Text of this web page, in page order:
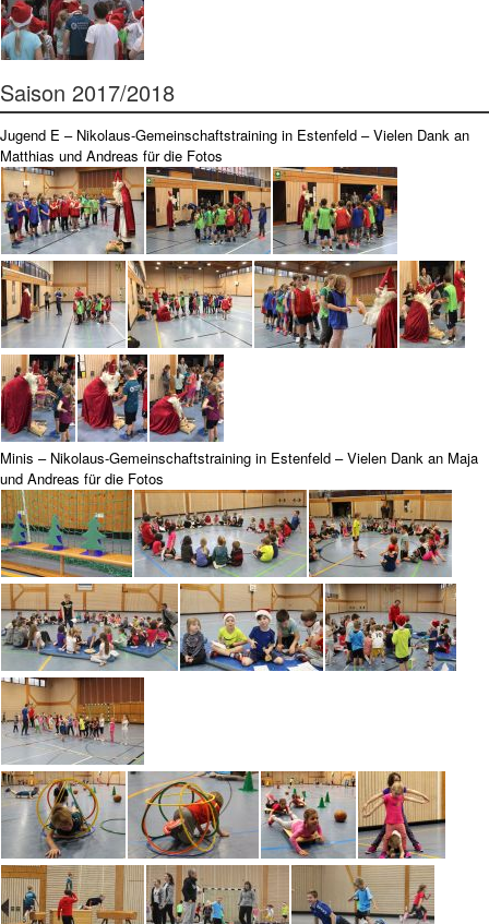
Saison 2017/2018
Jugend E – Nikolaus-Gemeinschaftstraining in Estenfeld – Vielen Dank an
Matthias und Andreas für die Fotos
Minis – Nikolaus-Gemeinschaftstraining in Estenfeld – Vielen Dank an Maja
und Andreas für die Fotos